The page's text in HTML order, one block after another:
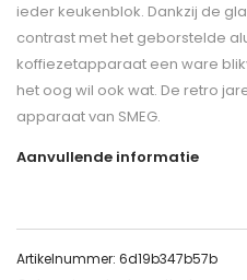
ieder keukenblok. Dankzij de
contrast met het geborstelde
koffiezetapparaat een ware
het oog wil ook wat. De retro
apparaat van SMEG.
Aanvullende informatie
Artikelnummer: 6d19b347b57b